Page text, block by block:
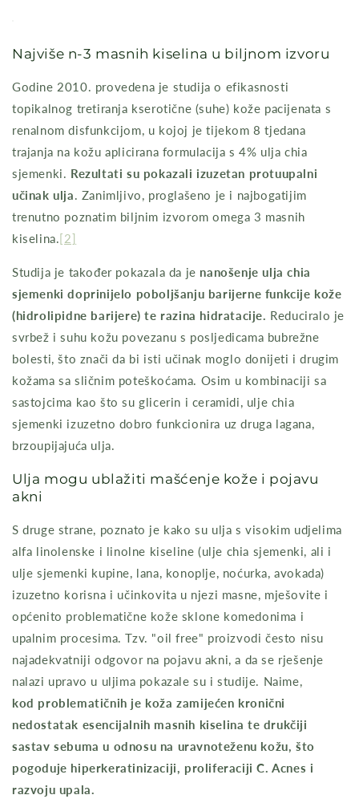
Najviše n-3 masnih kiselina u biljnom izvoru
Godine 2010. provedena je studija o efikasnosti
topikalnog tretiranja kserotične (suhe) kože pacijenata s
renalnom disfunkcijom, u kojoj je tijekom 8 tjedana
trajanja na kožu aplicirana formulacija s 4% ulja chia
sjemenki. Rezultati su pokazali izuzetan protuupalni
učinak ulja. Zanimljivo, proglašeno je i najbogatijim
trenutno poznatim biljnim izvorom omega 3 masnih
kiselina.[2]
Studija je također pokazala da je nanošenje ulja chia
sjemenki doprinijelo poboljšanju barijerne funkcije kože
(hidrolipidne barijere) te razina hidratacije. Reduciralo je
svrbež i suhu kožu povezanu s posljedicama bubrežne
bolesti, što znači da bi isti učinak moglo donijeti i drugim
kožama sa sličnim poteškoćama. Osim u kombinaciji sa
sastojcima kao što su glicerin i ceramidi, ulje chia
sjemenki izuzetno dobro funkcionira uz druga lagana,
brzoupijajuća ulja.
Ulja mogu ublažiti mašćenje kože i pojavu
akni
S druge strane, poznato je kako su ulja s visokim udjelima
alfa linolenske i linolne kiseline (ulje chia sjemenki, ali i
ulje sjemenki kupine, lana, konoplje, noćurka, avokada)
izuzetno korisna i učinkovita u njezi masne, mješovite i
općenito problematične kože sklone komedonima i
upalnim procesima. Tzv. "oil free" proizvodi često nisu
najadekvatniji odgovor na pojavu akni, a da se rješenje
nalazi upravo u uljima pokazale su i studije. Naime,
kod problematičnih je koža zamijećen kronični
nedostatak esencijalnih masnih kiselina te drukčiji
sastav sebuma u odnosu na uravnoteženu kožu, što
pogoduje hiperkeratinizaciji, proliferaciji C. Acnes i
razvoju upala.